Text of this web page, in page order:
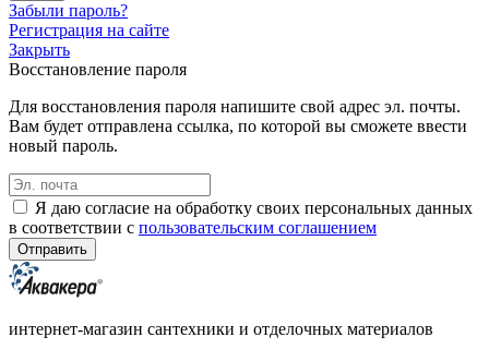
Забыли пароль?
Регистрация на сайте
Закрыть
Восстановление пароля
Для восстановления пароля напишите свой адрес эл. почты.
Вам будет отправлена ссылка, по которой вы сможете ввести
новый пароль.
Я даю согласие на обработку своих персональных данных
в соответствии с пользовательским соглашением
интернет-магазин сантехники и отделочных материалов